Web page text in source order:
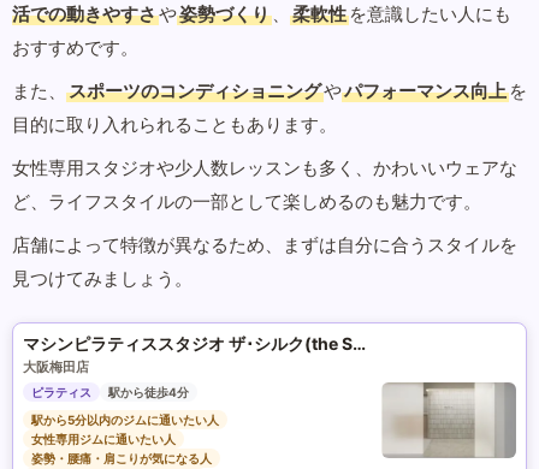
活での動きやすさや姿勢づくり 、 柔軟性 を意識したい人にも
おすすめです。
また、
スポーツのコンディショニングやパフォーマンス向上 を
目的に取り入れられることもあります。
女性専用スタジオや少人数レッスンも多く、かわいいウェアな
ど、ライフスタイルの一部として楽しめるのも魅力です。
店舗によって特徴が異なるため、まずは自分に合うスタイルを
見つけてみましょう。
マシンピラティススタジオ ザ･シルク(the SILK)
大阪梅田店
ピラティス
駅から徒歩4分
駅から5分以内のジムに通いたい人
女性専用ジムに通いたい人
姿勢・腰痛・肩こりが気になる人